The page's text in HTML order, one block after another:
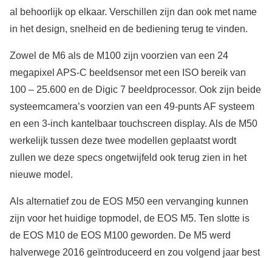
al behoorlijk op elkaar. Verschillen zijn dan ook met name
in het design, snelheid en de bediening terug te vinden.
Zowel de M6 als de M100 zijn voorzien van een 24
megapixel APS-C beeldsensor met een ISO bereik van
100 – 25.600 en de Digic 7 beeldprocessor. Ook zijn beide
systeemcamera’s voorzien van een 49-punts AF systeem
en een 3-inch kantelbaar touchscreen display. Als de M50
werkelijk tussen deze twee modellen geplaatst wordt
zullen we deze specs ongetwijfeld ook terug zien in het
nieuwe model.
Als alternatief zou de EOS M50 een vervanging kunnen
zijn voor het huidige topmodel, de EOS M5. Ten slotte is
de EOS M10 de EOS M100 geworden. De M5 werd
halverwege 2016 geïntroduceerd en zou volgend jaar best